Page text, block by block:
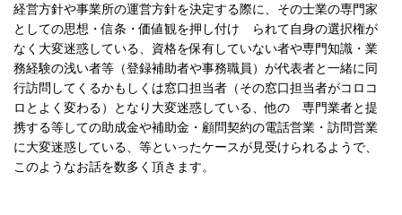
経営方針や事業所の運営方針を決定する際に、その士業の専門家
としての思想・信条・価値観を押し付け られて自身の選択権が
なく大変迷惑している、 資格を保有していない者や専門知識・業
務経験の浅い者等（登録補助者や事務職員）が代表者と一緒に同
行訪問してくるかもしくは窓口担当者（その窓口担当者がコロコ
ロとよく変わる）となり大変迷惑している、他の 専門業者と提
携する等しての助成金や補助金・顧問契約の電話営業・訪問営業
に大変迷惑している、等といったケースが見受けられるようで、
このようなお話を数多く頂きます。